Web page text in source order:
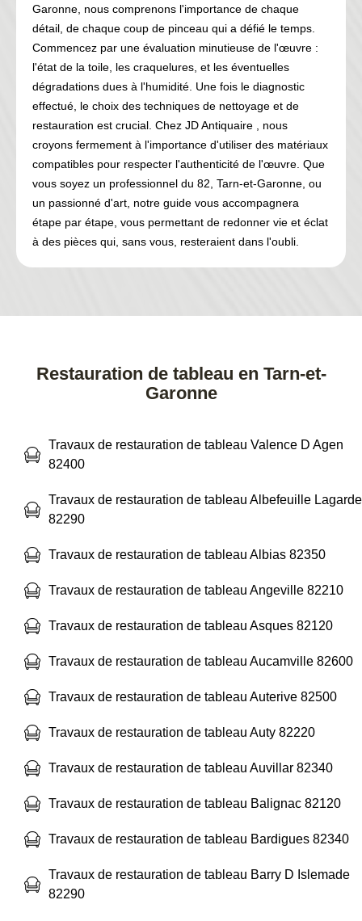
Garonne, nous comprenons l'importance de chaque
détail, de chaque coup de pinceau qui a défié le temps.
Commencez par une évaluation minutieuse de l'œuvre :
l'état de la toile, les craquelures, et les éventuelles
dégradations dues à l'humidité. Une fois le diagnostic
effectué, le choix des techniques de nettoyage et de
restauration est crucial. Chez JD Antiquaire , nous
croyons fermement à l'importance d'utiliser des matériaux
compatibles pour respecter l'authenticité de l'œuvre. Que
vous soyez un professionnel du 82, Tarn-et-Garonne, ou
un passionné d'art, notre guide vous accompagnera
étape par étape, vous permettant de redonner vie et éclat
à des pièces qui, sans vous, resteraient dans l'oubli.
Restauration de tableau en Tarn-et-
Garonne
Travaux de restauration de tableau Valence D Agen
82400
Travaux de restauration de tableau Albefeuille Lagarde
82290
Travaux de restauration de tableau Albias 82350
Travaux de restauration de tableau Angeville 82210
Travaux de restauration de tableau Asques 82120
Travaux de restauration de tableau Aucamville 82600
Travaux de restauration de tableau Auterive 82500
Travaux de restauration de tableau Auty 82220
Travaux de restauration de tableau Auvillar 82340
Travaux de restauration de tableau Balignac 82120
Travaux de restauration de tableau Bardigues 82340
Travaux de restauration de tableau Barry D Islemade
82290